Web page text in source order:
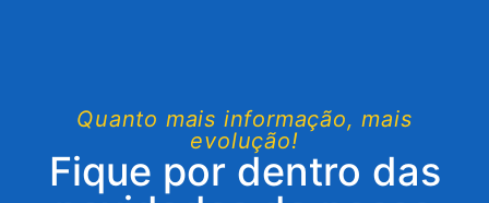
Quanto mais informação, mais
evolução!
Fique por dentro das